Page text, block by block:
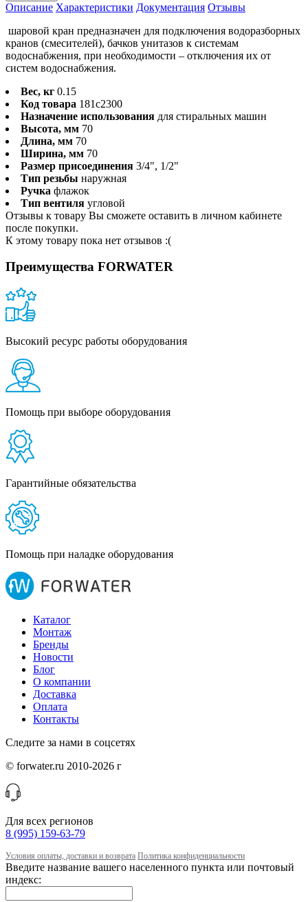
Описание Характеристики Документация Отзывы
шаровой кран предназначен для подключения водоразборных
кранов (смесителей), бачков унитазов к системам
водоснабжения, при необходимости – отключения их от
систем водоснабжения.
Вес, кг 0.15
Код товара 181c2300
Назначение использования для стиральных машин
Высота, мм 70
Длина, мм 70
Ширина, мм 70
Размер присоединения 3/4", 1/2"
Тип резьбы наружная
Ручка флажок
Тип вентиля угловой
Отзывы к товару Вы сможете оставить в личном кабинете
после покупки.
К этому товару пока нет отзывов :(
Преимущества FORWATER
Высокий ресурс работы оборудования
Помощь при выборе оборудования
Гарантийные обязательства
Помощь при наладке оборудования
Каталог
Монтаж
Бренды
Новости
Блог
О компании
Доставка
Оплата
Контакты
Следите за нами в соцсетях
© forwater.ru 2010-2026 г
Для всех регионов
8 (995) 159-63-79
Условия оплаты, доставки и возврата Политика конфиденциальности
Введите название вашего населенного пункта или почтовый
индекс: